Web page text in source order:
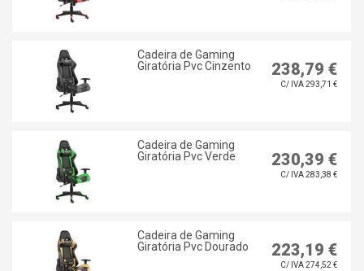
Cadeira de Gaming
Giratória Pvc Cinzento
238,79 €
C/ IVA 293,71 €
Cadeira de Gaming
Giratória Pvc Verde
230,39 €
C/ IVA 283,38 €
Cadeira de Gaming
Giratória Pvc Dourado
223,19 €
C/ IVA 274,52 €